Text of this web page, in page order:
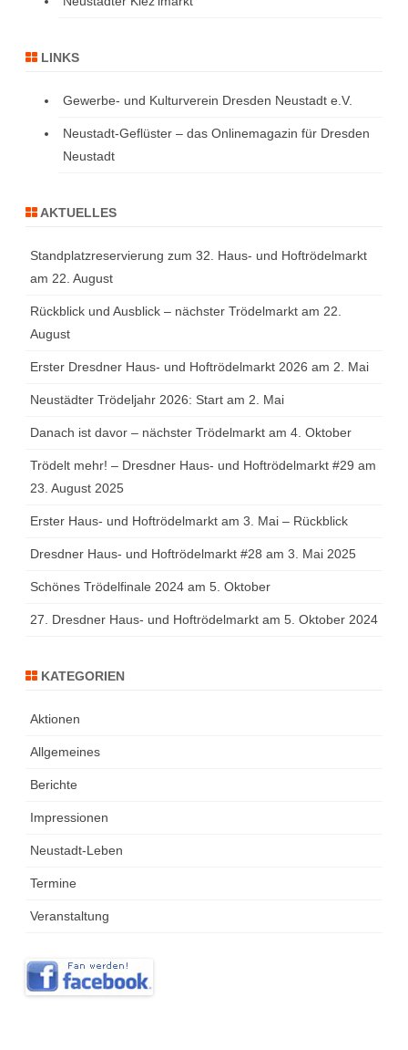
LINKS
Gewerbe- und Kulturverein Dresden Neustadt e.V.
Neustadt-Geflüster – das Onlinemagazin für Dresden
Neustadt
AKTUELLES
Standplatzreservierung zum 32. Haus- und Hoftrödelmarkt
am 22. August
Rückblick und Ausblick – nächster Trödelmarkt am 22.
August
Erster Dresdner Haus- und Hoftrödelmarkt 2026 am 2. Mai
Neustädter Trödeljahr 2026: Start am 2. Mai
Danach ist davor – nächster Trödelmarkt am 4. Oktober
Trödelt mehr! – Dresdner Haus- und Hoftrödelmarkt #29 am
23. August 2025
Erster Haus- und Hoftrödelmarkt am 3. Mai – Rückblick
Dresdner Haus- und Hoftrödelmarkt #28 am 3. Mai 2025
Schönes Trödelfinale 2024 am 5. Oktober
27. Dresdner Haus- und Hoftrödelmarkt am 5. Oktober 2024
KATEGORIEN
Aktionen
Allgemeines
Berichte
Impressionen
Neustadt-Leben
Termine
Veranstaltung